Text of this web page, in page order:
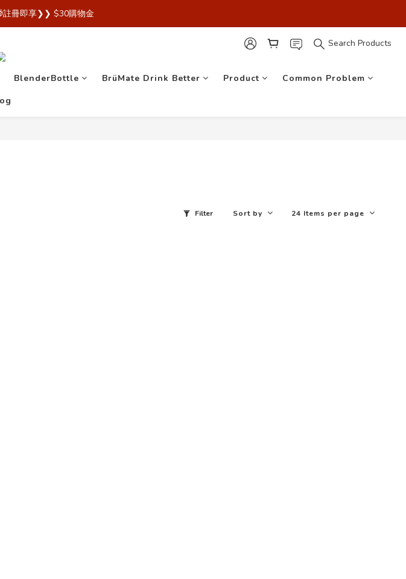
台灣官方代理直營商城，購買最安心！】
註冊即享❯❯ $30購物金
Search Products
BlenderBottle BrüMate Drink Better Product
Common Problem
Filter Sort by 24 Items per page